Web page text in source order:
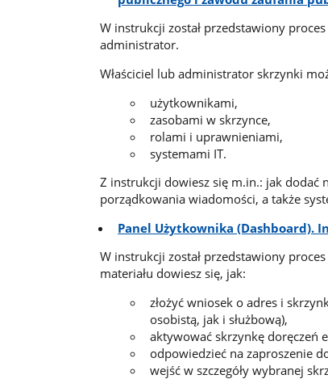
W instrukcji został przedstawiony
administrator.
Właściciel lub administrator skrzynki
użytkownikami,
zasobami w skrzynce,
rolami i uprawnieniami,
systemami IT.
Z instrukcji dowiesz się m.in.: jak
porządkowania wiadomości, a także
Panel Użytkownika (Dashboard).
W instrukcji został przedstawiony
materiału dowiesz się, jak:
złożyć wniosek o adres i
osobistą, jak i służbową),
aktywować skrzynkę doręczeń
odpowiedzieć na zaproszenie
wejść w szczegóły wybranej